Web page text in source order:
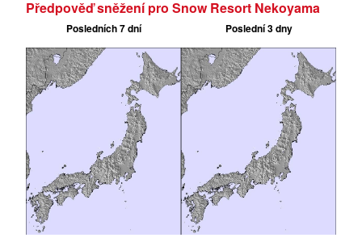
Předpověď sněžení pro Snow Resort Nekoyama
Posledních 7 dní Poslední 3 dny